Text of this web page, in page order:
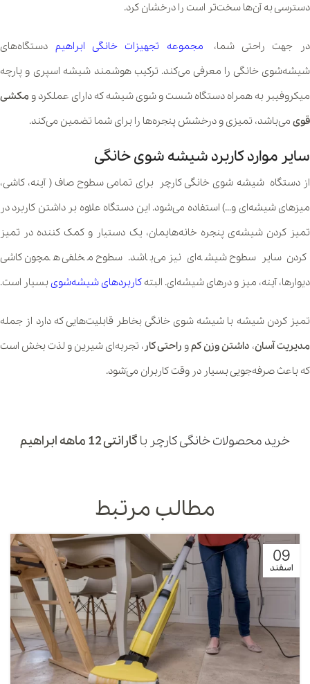
دسترسی به آن‌ها سخت‌تر است را درخشان کرد.
در جهت راحتی شما، مجموعه تجهیزات خانگی ابراهیم دستگاه‌های
شیشه‌شوی خانگی را معرفی می‌کند. ترکیب هوشمند شیشه اسپری و پارچه
میکروفیبر به همراه دستگاه شست و شوی شیشه که دارای عملکرد و مکشی
قوی می‌باشد، تمیزی و درخشش پنجره‌ها را برای شما تضمین می‌کند.
سایر موارد کاربرد شیشه شوی خانگی
از دستگاه شیشه شوی خانگی کارچر برای تمامی سطوح صاف ( آینه، کاشی،
میزهای شیشه‌ای و…) استفاده می‌شود. این دستگاه علاوه بر داشتن کاربرد در
تمیز کردن شیشه‌ی پنجره خانه‌هایمان، یک دستیار و کمک کننده در تمیز
کردن سایر سطوح شیشه‌ای نیز می‌باشد. سطوح مخلفی همچون کاشی
دیوارها، آینه، میز و درهای شیشه‌ای. البته کاربردهای شیشه‌شویبسیار است.
تمیز کردن شیشه با شیشه شوی خانگی بخاطر قابلیت‌هایی که دارد از جمله
مدیریت آسان، داشتن وزن کمو راحتی کار، تجربه‌ای شیرین و لذت بخش است
که باعث صرفه‌جویی بسیار در وقت کاربران می‌َشود.
خرید محصولات خانگی کارچر با گارانتی 12 ماهه ابراهیم
مطالب مرتبط
09
اسفند